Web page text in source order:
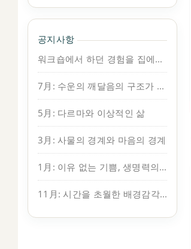
공지사항
워크숍에서 하던 경험을 집에서도 이어가보세요.
7月: 수운의 깨달음의 구조가 보인다
5月: 다르마와 이상적인 삶
3月: 사물의 경계와 마음의 경계
1月: 이유 없는 기쁨, 생명력의 원천
11月: 시간을 초월한 배경감각, 지복